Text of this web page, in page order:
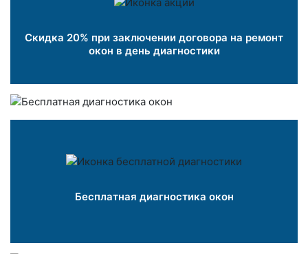
Скидка 20% при заключении договора на ремонт
окон в день диагностики
Бесплатная диагностика окон